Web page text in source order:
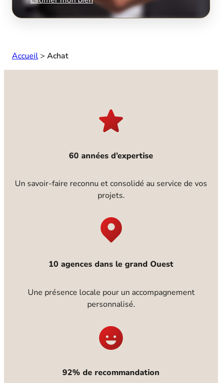
Accueil > Achat
60 années d’expertise
Un savoir-faire reconnu et consolidé au service de vos
projets.
10 agences dans le grand Ouest
Une présence locale pour un accompagnement
personnalisé.
92% de recommandation